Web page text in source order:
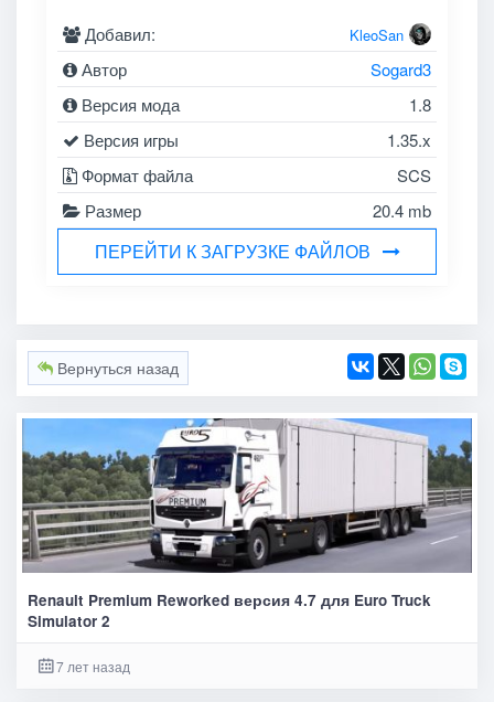
Добавил: KleoSan
Автор
Sogard3
Версия мода
1.8
Версия игры
1.35.x
Формат файла
SCS
Размер
20.4 mb
ПЕРЕЙТИ К ЗАГРУЗКЕ ФАЙЛОВ
Вернуться назад
Renault Premium Reworked версия 4.7 для Euro Truck
Simulator 2
7 лет назад